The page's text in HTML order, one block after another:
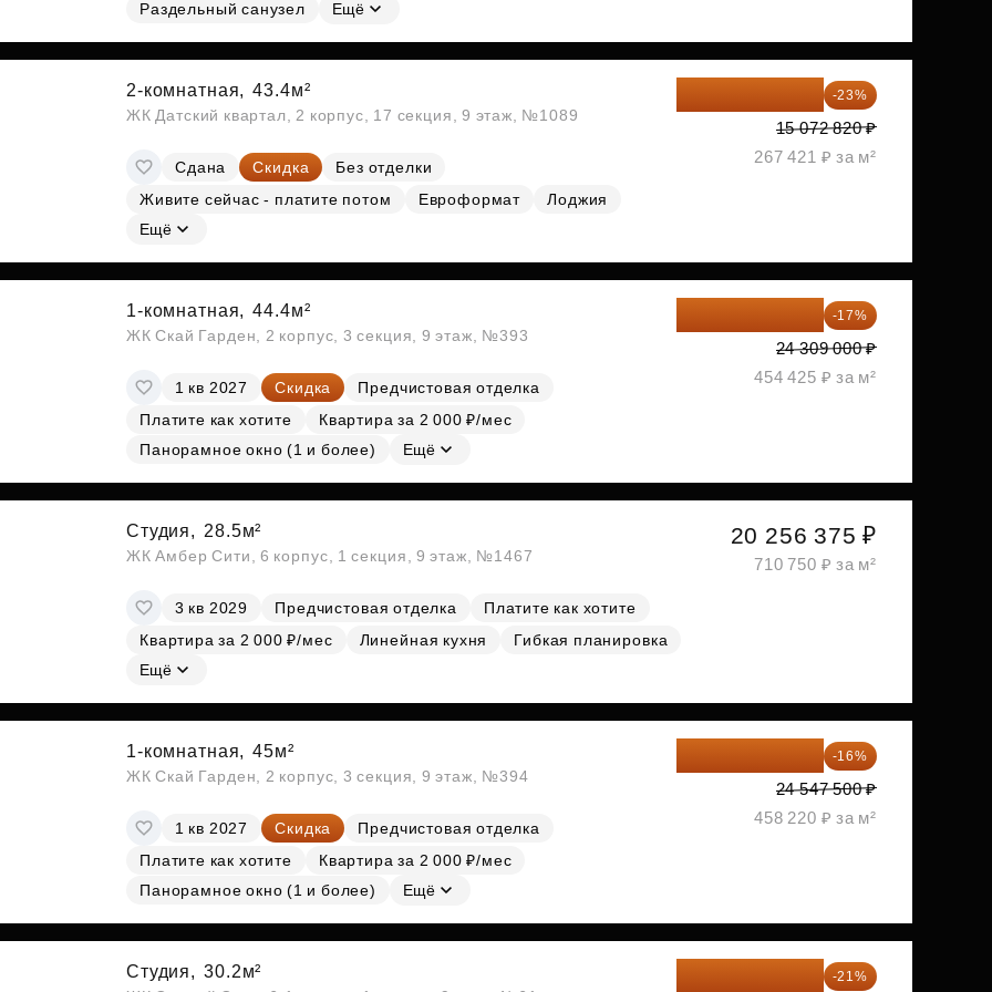
СубсидииРаздельный санузел
Ещё
2-комнатная, 43.4м²
ЖК Датский квартал, 2 корпус, 17 секция, 9 этаж, №1089
Сдана Скидка
Без отделки
Живите сейчас - платите потом
Евроформат
Лоджия
Ещё
-23%
15 072 820 ₽
267 421 ₽ за м²
1-комнатная, 44.4м²
ЖК Скай Гарден, 2 корпус, 3 секция, 9 этаж, №393
1 кв 2027 Скидка
Предчистовая отделка
Платите как хотите
Квартира за 2 000 ₽/мес
Панорамное окно (1 и более)
Ещё
-17%
24 309 000 ₽
454 425 ₽ за м²
Студия, 28.5м²
ЖК Амбер Сити, 6 корпус, 1 секция, 9 этаж, №1467
3 кв 2029 Предчистовая отделка
Платите как хотите
Квартира за 2 000 ₽/мес
Линейная кухня
Гибкая планировка
Ещё
20 256 375 ₽
710 750 ₽ за м²
1-комнатная, 45м²
ЖК Скай Гарден, 2 корпус, 3 секция, 9 этаж, №394
1 кв 2027 Скидка
Предчистовая отделка
Платите как хотите
Квартира за 2 000 ₽/мес
Панорамное окно (1 и более)
Ещё
-16%
24 547 500 ₽
458 220 ₽ за м²
Студия, 30.2м² -21%